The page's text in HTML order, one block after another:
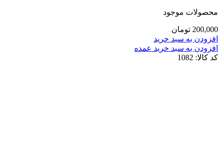
محصولات موجود
200,000 تومان
افزودن به سبد خرید
افزودن به سبد خرید عمده
کد کالا: 1082